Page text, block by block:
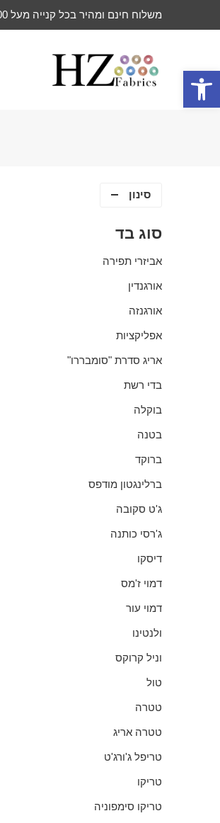
פתח סרגל נגישות
משלוח חינם ומהיר בכל קנייה מעל 300 ₪
סינון
סוג בד
אביזרי תפירה
אורגנדין
אורגנזה
אפליקציות
אריג סדרת "סומבררו"
בדי רשת
בוקלה
בטנה
ברוקד
ברלינגטון מודפס
ג'ט סקובה
ג'רסי כותנה
דיסקו
דמוי ז'מס
דמוי עור
ולנטינו
וניל קרוקס
טול
טטרה
טטרה אריג
טריפל ג'ורג'ט
טריקו
טריקו סימפוניה